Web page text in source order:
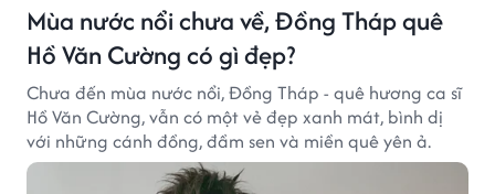
Mùa nước nổi chưa về, Đồng Tháp quê
Hồ Văn Cường có gì đẹp?
Chưa đến mùa nước nổi, Đồng Tháp - quê hương ca sĩ
Hồ Văn Cường, vẫn có một vẻ đẹp xanh mát, bình dị
với những cánh đồng, đầm sen và miền quê yên ả.